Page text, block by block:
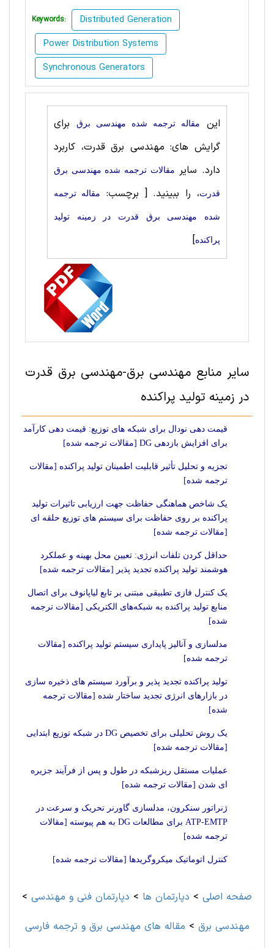
Keywords:
Distributed Generation
Power Distribution Systems
Synchronous Generators
این مقاله ترجمه شده مهندسی برق
برای
گرایش های: مهندسی برق قدرت، کاربرد
دارد. سایر مقالات ترجمه شده مهندسی برق
قدرت، را ببینید.[ برچسب: مقاله ترجمه
شده مهندسی برق قدرت در زمینه تولید
پراکنده]
سایر منابع مهندسی برق-مهندسی برق قدرت
در زمینه تولید پراکنده
قیمت دهی نودال برای شبکه های توزیع: قیمت دهی کارآمد
برای افزایش بازدهی DG [مقالات ترجمه شده]
تجزیه و تحلیل تأثیر قابلیت اطمینان تولید پراکنده [مقالات
ترجمه شده]
یک شاخص هماهنگی حفاظت جهت ارزیابی تاثیرات تولید
پراکنده بر روی حفاظت برای سیستم های توزیع حلقه ای
[مقالات ترجمه شده]
حداقل کردن تلفات انرژی: تعیین محل بهینه و عملکرد
هوشمند تولید پراکنده تجدید پذیر [مقالات ترجمه شده]
یک کنترل فازی تطبیقی مبتنی بر تابع لیاپانوف برای اتصال
منابع تولید پراکنده به شبکه‌های الکتریکی [مقالات ترجمه
شده]
مدلسازی و آنالیز پایداری سیستم تولید پراکنده [مقالات
ترجمه شده]
تولید پراکنده تجدید پذیر و برآورد سیستم های ذخیره سازی
در بازارهای انرژی تجدید ساختار شده [مقالات ترجمه
شده]
یک روش تحلیلی برای تخصیص DG در شبکه توزیع ابتدایی
[مقالات ترجمه شده]
عملیات مستقل ریزشبکه در طول و پس از فرآیند جزیره
ای شدن [مقالات ترجمه شده]
ژنراتور سنکرون، مدلسازی گاورنر تحریک و سرعت در
ATP-EMTP برای مطالعات DG به هم پیوسته [مقالات
ترجمه شده]
کنترل اتوماتیک میکروگریدها [مقالات ترجمه شده]
صفحه اصلی > دپارتمان ها > دپارتمان فنی و مهندسی >
مهندسی برق > مقاله های مهندسی برق و ترجمه فارسی